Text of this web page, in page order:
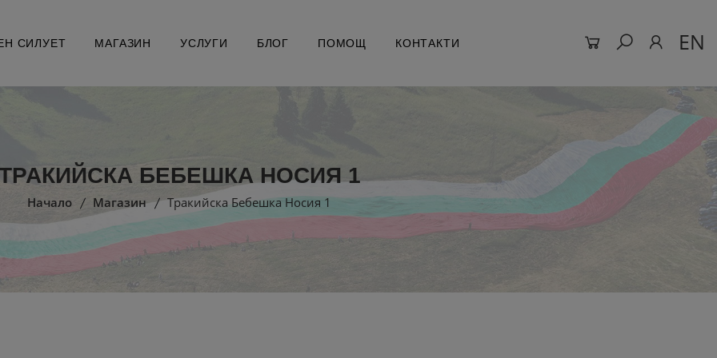
СИЛУЕТ МАГАЗИН УСЛУГИ БЛОГ ПОМОЩ КОНТАКТИ EN
БЕБЕШКА НОСИЯ 1
Начало Магазин Тракийска Бебешка Носия 1